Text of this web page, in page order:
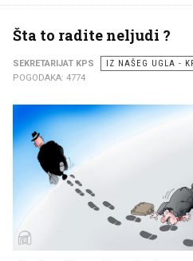
Šta to radite neljudi ?
SEKRETARIJAT KPS IZ NAŠEG UGLA -
POGODAKA: 4774